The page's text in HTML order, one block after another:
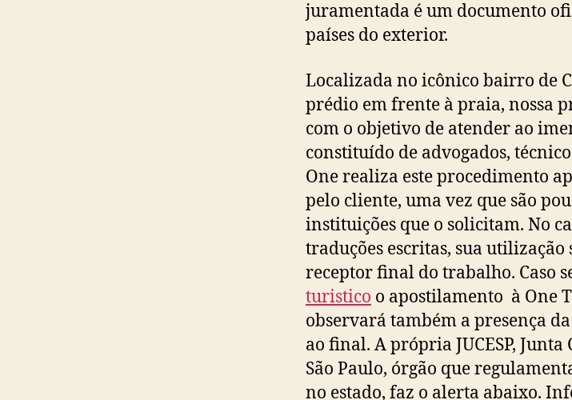
juramentada é um documento
países do exterior.
Localizada no icônico bairro de
prédio em frente à praia, nossa
com o objetivo de atender ao
constituído de advogados,
One realiza este procedimento
pelo cliente, uma vez que são
instituições que o solicitam. No
traduções escritas, sua
receptor final do trabalho. Caso
turistico o apostilamento à One
observará também a presença
ao final. A própria JUCESP,
São Paulo, órgão que
no estado, faz o alerta abaixo.